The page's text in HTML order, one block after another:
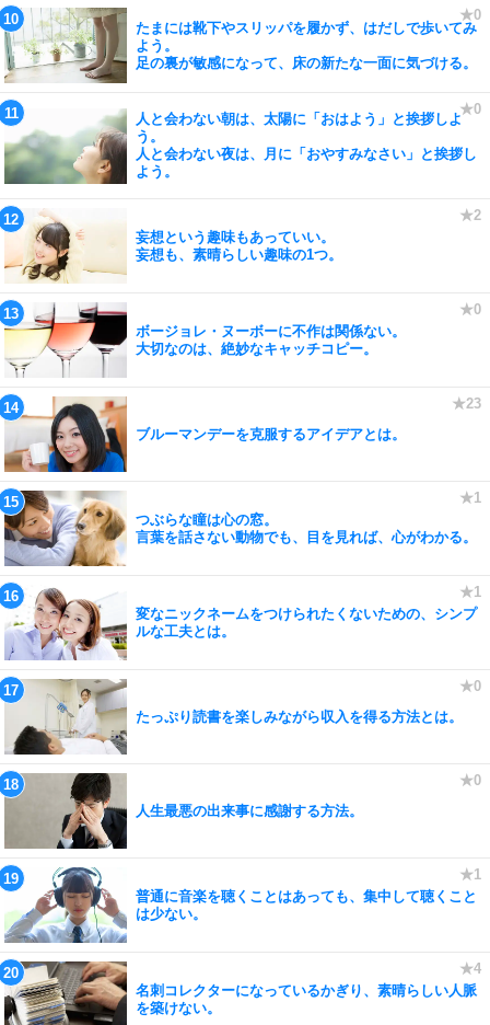
たまには靴下やスリッパを履かず、はだしで歩いてみ
よう。
足の裏が敏感になって、床の新たな一面に気づける。
人と会わない朝は、太陽に「おはよう」と挨拶しよ
う。
人と会わない夜は、月に「おやすみなさい」と挨拶し
よう。
妄想という趣味もあっていい。
妄想も、素晴らしい趣味の1つ。
ボージョレ・ヌーボーに不作は関係ない。
大切なのは、絶妙なキャッチコピー。
ブルーマンデーを克服するアイデアとは。
つぶらな瞳は心の窓。
言葉を話さない動物でも、目を見れば、心がわかる。
変なニックネームをつけられたくないための、シンプ
ルな工夫とは。
たっぷり読書を楽しみながら収入を得る方法とは。
人生最悪の出来事に感謝する方法。
普通に音楽を聴くことはあっても、集中して聴くこと
は少ない。
名刺コレクターになっているかぎり、素晴らしい人脈
を築けない。